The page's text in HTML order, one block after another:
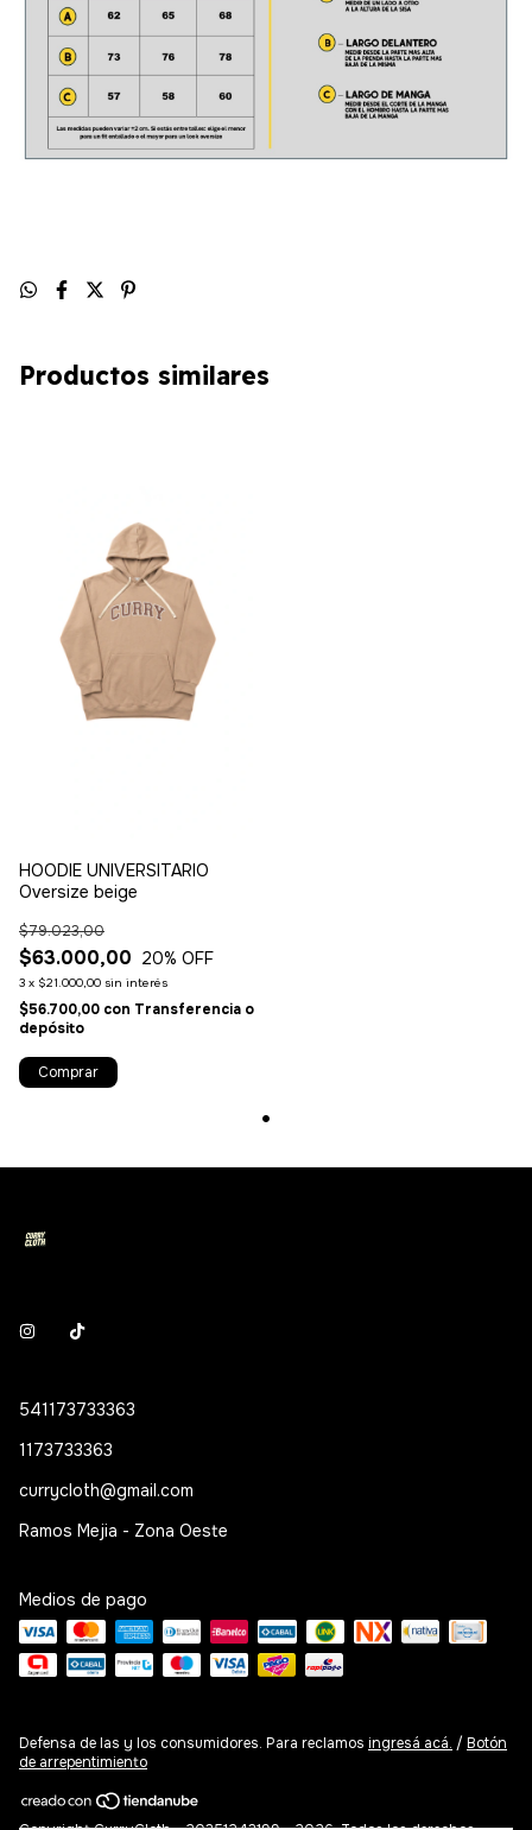
Productos similares
HOODIE UNIVERSITARIO
Oversize beige
$63.000,00
$79.023,00
20% OFF
3 x $21.000,00 sin interés
$56.700,00 con Transferencia o
depósito
Comprar
541173733363
1173733363
currycloth@gmail.com
Ramos Mejia - Zona Oeste
Medios de pago
Defensa de las y los consumidores. Para reclamos ingresá acá. / Botón
de arrepentimiento